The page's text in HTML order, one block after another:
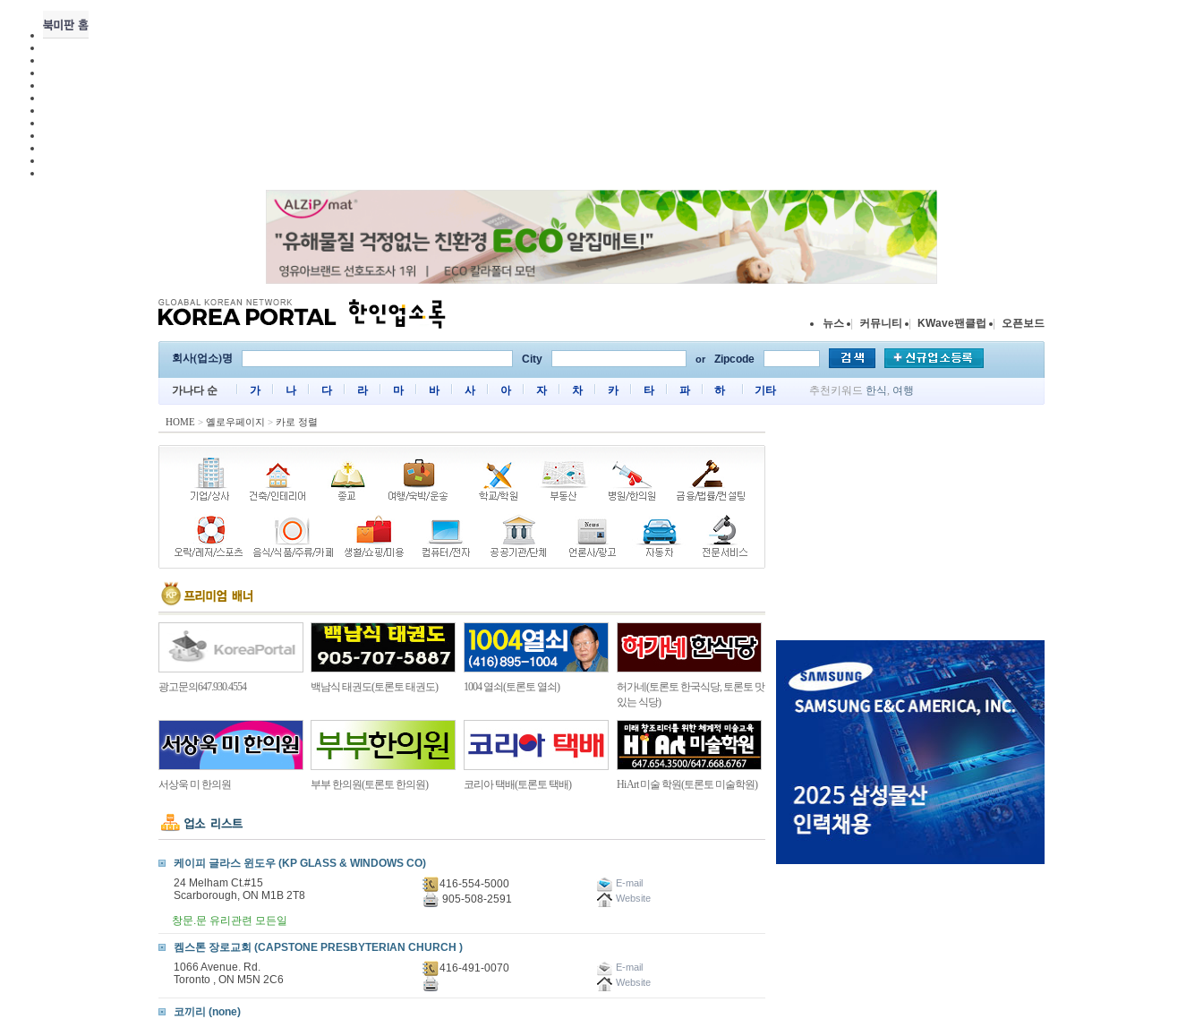
뉴스 커뮤니티 KWave팬클럽 오픈보드
회사(업소)명 City or Zipcode
가나다 순 가 나 다 라 마 바 사 아 자 차 카 타 파 하 기타 추천키워드 한식 , 여행
HOME > 옐로우페이지 > 카로 정렬
광고문의647.930.4554 백남식 태권도(토론토 태권도) 1004 열쇠(토론토 열쇠)
허가네(토론토 한국식당, 토론토 맛
있는 식당)
서상욱 미 한의원 부부 한의원(토론토 한의원) 코리아 택배(토론토 택배) Hi Art 미술 학원(토론토 미술학원)
케이피 글라스 윈도우 (KP GLASS & WINDOWS CO)
24 Melham Ct.#15
Scarborough, ON M1B 2T8
416-554-5000 E-mail
905-508-2591 Website
창문.문 유리관련 모든일
켐스톤 장로교회 (CAPSTONE PRESBYTERIAN CHURCH )
1066 Avenue. Rd.
Toronto , ON M5N 2C6
416-491-0070
E-mail
Website
코끼리 (none)